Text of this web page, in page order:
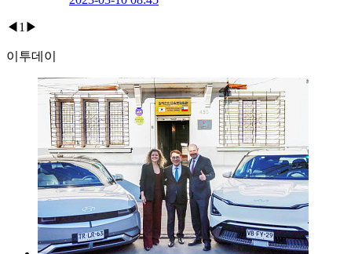
◀ 1 ▶
이투데이